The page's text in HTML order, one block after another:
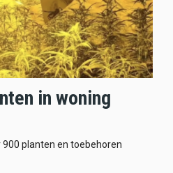
in woning
planten en toebehoren